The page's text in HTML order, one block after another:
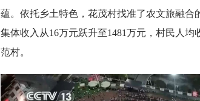
蕴。依托乡土特色，花茂村找准了农文旅融
集体收入从16万元跃升至1481万元，村民人
范村。